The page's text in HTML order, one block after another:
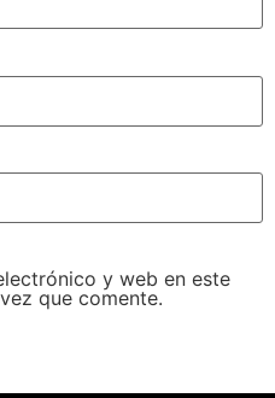
y web en este
que comente.